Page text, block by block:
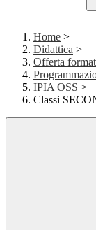
Home >
Didattica >
Offerta
IPIA OSS >
Classi